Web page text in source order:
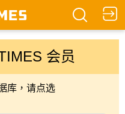
会员
库，请点选